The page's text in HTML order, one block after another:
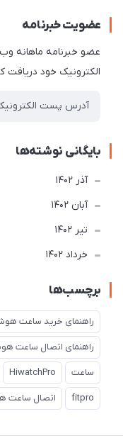
عضویت خبرنامه
عضو خبرنامه ماهانه
الکترونیک خود دریافت کنید.
بایگانی نوشته‌ها
آذر 1402
آبان 1402
تير 1402
خرداد 1402
برچسب‌ها
راهنمای خرید ساعت هوشمند
راهنمای اتصال ساعت هوشمند
HiwatchPro
اتصال ساعت